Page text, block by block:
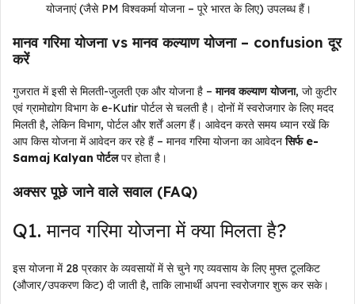
योजनाएं (जैसे PM विश्वकर्मा योजना – पूरे भारत के लिए) उपलब्ध हैं।
मानव गरिमा योजना vs मानव कल्याण योजना – confusion दूर
करें
गुजरात में इसी से मिलती-जुलती एक और योजना है –मानव कल्याण योजना, जो कुटीर
एवं ग्रामोद्योग विभाग के e-Kutir पोर्टल से चलती है। दोनों में स्वरोजगार के लिए मदद
मिलती है, लेकिन विभाग, पोर्टल और शर्तें अलग हैं। आवेदन करते समय ध्यान रखें कि
आप किस योजना में आवेदन कर रहे हैं – मानव गरिमा योजना का आवेदनसिर्फ e-
Samaj Kalyan पोर्टलपर होता है।
अक्सर पूछे जाने वाले सवाल (FAQ)
Q1. मानव गरिमा योजना में क्या मिलता है?
इस योजना में 28 प्रकार के व्यवसायों में से चुने गए व्यवसाय के लिए मुफ्त टूलकिट
(औजार/उपकरण किट) दी जाती है, ताकि लाभार्थी अपना स्वरोजगार शुरू कर सके।